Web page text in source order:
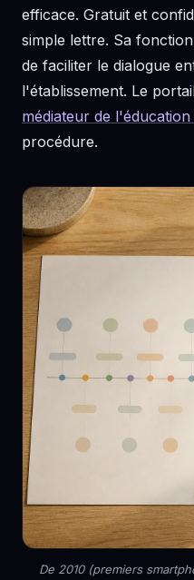
efficace. Gratuit et
simple lettre. Sa
de faciliter le dialogue
l'établissement. Le
médiateur de
procédure.
De 2010 (premiers